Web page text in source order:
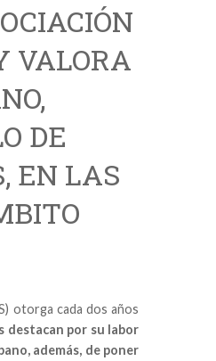
VALORA
DE
EN LAS
otorga cada dos años
destacan por su labor
además, de poner